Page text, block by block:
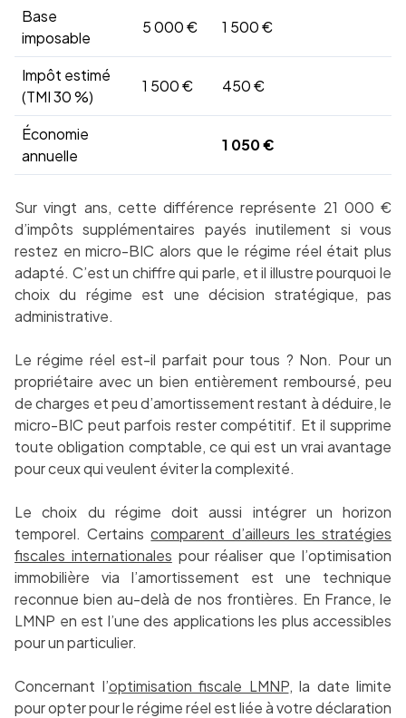
Base
imposable
5 000 € 1 500 €
Impôt estimé
(TMI 30 %)
1 500 € 450 €
Économie
annuelle
1 050 €
Sur vingt ans, cette différence représente 21 000 €
d’impôts supplémentaires payés inutilement si vous
restez en micro-BIC alors que le régime réel était plus
adapté. C’est un chiffre qui parle, et il illustre pourquoi le
choix du régime est une décision stratégique, pas
administrative.
Le régime réel est-il parfait pour tous ? Non. Pour un
propriétaire avec un bien entièrement remboursé, peu
de charges et peu d’amortissement restant à déduire, le
micro-BIC peut parfois rester compétitif. Et il supprime
toute obligation comptable, ce qui est un vrai avantage
pour ceux qui veulent éviter la complexité.
Le choix du régime doit aussi intégrer un horizon
temporel. Certainscomparent d’ailleurs les stratégies
fiscales internationales pour réaliser que l’optimisation
immobilière via l’amortissement est une technique
reconnue bien au-delà de nos frontières. En France, le
LMNP en est l’une des applications les plus accessibles
pour un particulier.
Concernant l’optimisation fiscale LMNP, la date limite
pour opter pour le régime réel est liée à votre déclaration